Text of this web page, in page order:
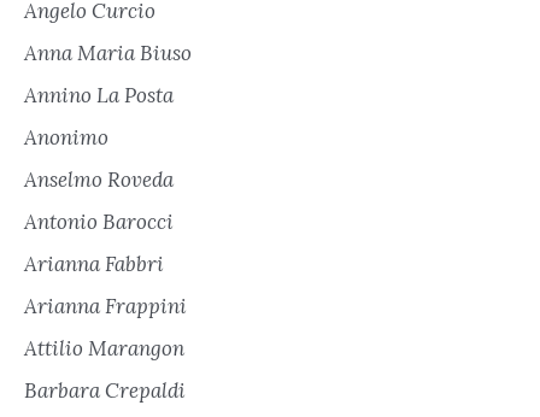
Angelo Curcio
Anna Maria Biuso
Annino La Posta
Anonimo
Anselmo Roveda
Antonio Barocci
Arianna Fabbri
Arianna Frappini
Attilio Marangon
Barbara Crepaldi